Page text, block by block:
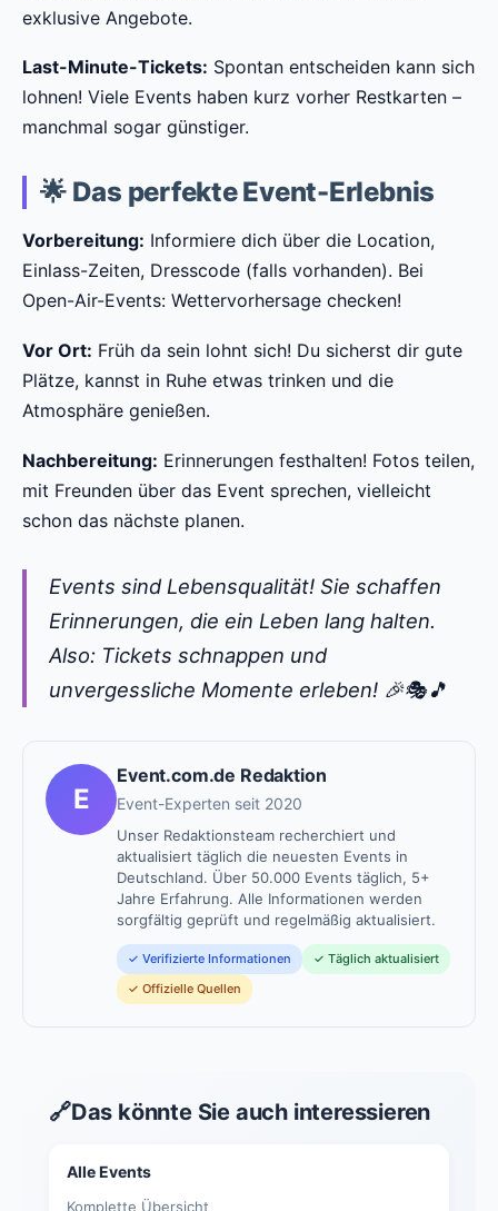
exklusive Angebote.
Last-Minute-Tickets: Spontan entscheiden kann sich
lohnen! Viele Events haben kurz vorher Restkarten –
manchmal sogar günstiger.
🌟 Das perfekte Event-Erlebnis
Vorbereitung: Informiere dich über die Location,
Einlass-Zeiten, Dresscode (falls vorhanden). Bei
Open-Air-Events: Wettervorhersage checken!
Vor Ort: Früh da sein lohnt sich! Du sicherst dir gute
Plätze, kannst in Ruhe etwas trinken und die
Atmosphäre genießen.
Nachbereitung: Erinnerungen festhalten! Fotos teilen,
mit Freunden über das Event sprechen, vielleicht
schon das nächste planen.
Events sind Lebensqualität! Sie schaffen
Erinnerungen, die ein Leben lang halten.
Also: Tickets schnappen und
unvergessliche Momente erleben! 🎉🎭🎵
E
Event.com.de Redaktion
Event-Experten seit 2020
Unser Redaktionsteam recherchiert und
aktualisiert täglich die neuesten Events in
Deutschland. Über 50.000 Events täglich, 5+
Jahre Erfahrung. Alle Informationen werden
sorgfältig geprüft und regelmäßig aktualisiert.
✓ Verifizierte Informationen
✓ Täglich aktualisiert
✓ Offizielle Quellen
🔗Das könnte Sie auch interessieren
Alle Events
Komplette Übersicht